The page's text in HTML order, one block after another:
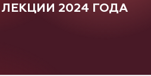
2024 ГОДА